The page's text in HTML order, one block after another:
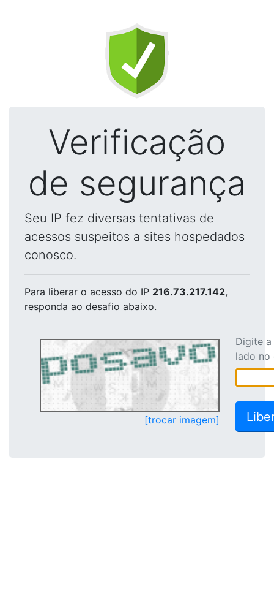
Verificação
de segurança
Seu IP fez diversas tentativas de
acessos suspeitos a sites hospedados
conosco.
Para liberar o acesso do IP 216.73.217.142,
responda ao desafio abaixo.
[trocar imagem]
Digite
lado no